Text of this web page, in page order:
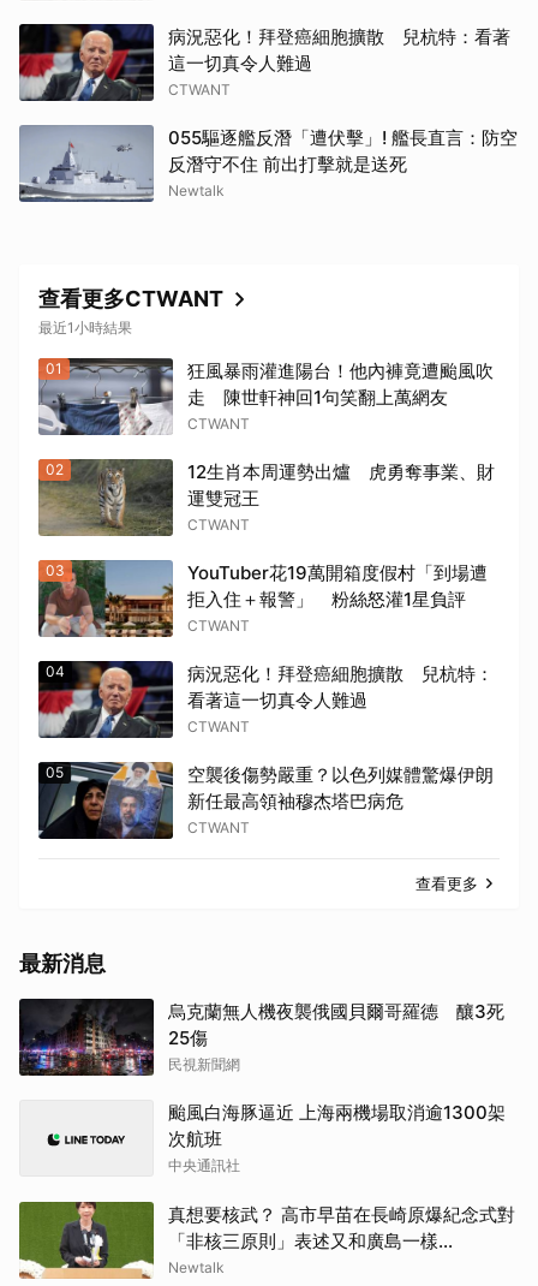
病況惡化！拜登癌細胞擴散 兒杭特：看著
這一切真令人難過
CTWANT
055驅逐艦反潛「遭伏擊」! 艦長直言：防空
反潛守不住 前出打擊就是送死
Newtalk
查看更多CTWANT
最近1小時結果
01
狂風暴雨灌進陽台！他內褲竟遭颱風吹
走 陳世軒神回1句笑翻上萬網友
CTWANT
02
12生肖本周運勢出爐 虎勇奪事業、財
運雙冠王
CTWANT
03
YouTuber花19萬開箱度假村「到場遭
拒入住＋報警」 粉絲怒灌1星負評
CTWANT
04
病況惡化！拜登癌細胞擴散 兒杭特：
看著這一切真令人難過
CTWANT
05
空襲後傷勢嚴重？以色列媒體驚爆伊朗
新任最高領袖穆杰塔巴病危
CTWANT
查看更多
最新消息
烏克蘭無人機夜襲俄國貝爾哥羅德 釀3死
25傷
民視新聞網
颱風白海豚逼近 上海兩機場取消逾1300架
次航班
中央通訊社
真想要核武？ 高市早苗在長崎原爆紀念式對
「非核三原則」表述又和廣島一樣...
Newtalk